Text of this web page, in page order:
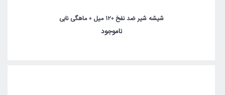
شیشه شیر ضد نفخ 120 میل 0 ماهگی نابی
ناموجود